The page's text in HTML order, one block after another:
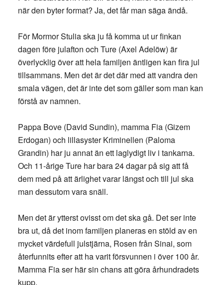
när den byter format? Ja, det får man säga ändå.
För Mormor Stulia ska ju få komma ut ur finkan
dagen före julafton och Ture (Axel Adelöw) är
överlycklig över att hela familjen äntligen kan fira jul
tillsammans. Men det är det där med att vandra den
smala vägen, det är inte det som gäller som man kan
förstå av namnen.
Pappa Bove (David Sundin), mamma Fia (Gizem
Erdogan) och lillasyster Kriminellen (Paloma
Grandin) har ju annat än ett laglydigt liv i tankarna.
Och 11-årige Ture har bara 24 dagar på sig att få
dem med på att ärlighet varar längst och till jul ska
man dessutom vara snäll.
Men det är ytterst ovisst om det ska gå. Det ser inte
bra ut, då det inom familjen planeras en stöld av en
mycket värdefull julstjärna, Rosen från Sinai, som
återfunnits efter att ha varit försvunnen i över 100 år.
Mamma Fia ser här sin chans att göra århundradets
kupp.